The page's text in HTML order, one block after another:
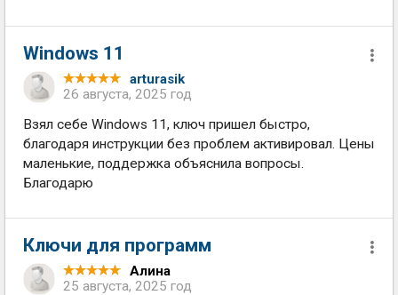
Windows 11
arturasik
26 августа, 2025 год
Взял себе Windows 11, ключ пришел быстро,
благодаря инструкции без проблем активировал. Цены
маленькие, поддержка объяснила вопросы.
Благодарю
Ключи для программ
Алина
25 августа, 2025 год